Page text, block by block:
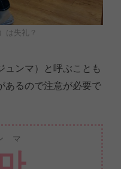
は失礼？
ュンマ）と呼ぶことも
あるので注意が必要で
マ